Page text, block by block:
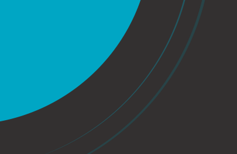
et la pleine satisfaction des